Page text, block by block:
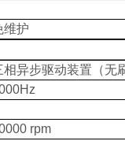
维护
相异步驱动装置（无
rpm